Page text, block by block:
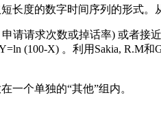
度的数字时间序列的形式。
请请求次数或掉话率) 或者接
(100-X) 。利用Sakia, R.M
一个单独的“其他”组内。